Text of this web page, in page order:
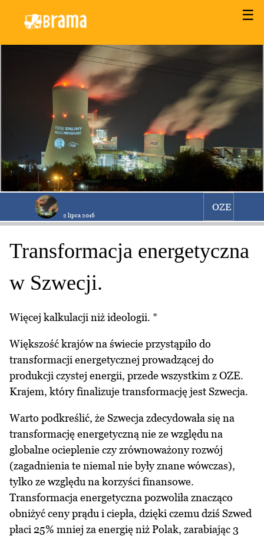
☰
2 lipca 2016
OZE
Transformacja energetyczna
w Szwecji.
Więcej kalkulacji niż ideologii. *
Większość krajów na świecie przystąpiło do
transformacji energetycznej prowadzącej do
produkcji czystej energii, przede wszystkim z OZE.
Krajem, który finalizuje transformację jest Szwecja.
Warto podkreślić, że Szwecja zdecydowała się na
transformację energetyczną nie ze względu na
globalne ocieplenie czy zrównoważony rozwój
(zagadnienia te niemal nie były znane wówczas),
tylko ze względu na korzyści finansowe.
Transformacja energetyczna pozwoliła znacząco
obniżyć ceny prądu i ciepła, dzięki czemu dziś Szwed
płaci 25% mniej za energię niż Polak, zarabiając 3